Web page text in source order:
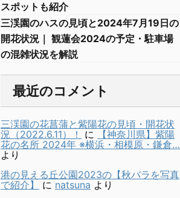
スポットも紹介
三渓園のハスの見頃と2024年7月19日の
開花状況｜ 観蓮会2024の予定・駐車場
の混雑状況を解説
最近のコメント
三渓園の花菖蒲と紫陽花の見頃・開花状
況（2022.6.11）！
に
【神奈川県】紫陽
花の名所 2024年 ※横浜・相模原・鎌倉…
より
港の見える丘公園2023の【秋バラを写真
で紹介】
に natsuna より